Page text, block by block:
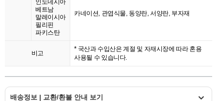
인도네시아
베트남
말레이시아
필리핀
파키스탄
카네이션, 관엽식물, 동양란, 서양란, 부자재
비고
* 국산과 수입산은 계절 및 자재시장에 따라 혼용
사용될 수 있습니다.
배송정보 | 교환/환불 안내 보기